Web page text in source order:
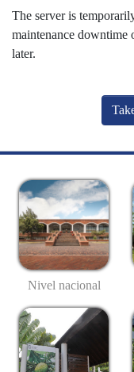
The server is
maintenance downtime
later.
Nivel nacional